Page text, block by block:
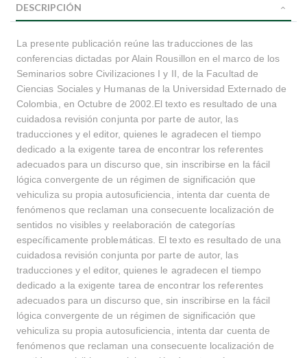
DESCRIPCIÓN
La presente publicación reúne las traducciones de las
conferencias dictadas por Alain Rousillon en el marco de los
Seminarios sobre Civilizaciones I y II, de la Facultad de
Ciencias Sociales y Humanas de la Universidad Externado de
Colombia, en Octubre de 2002.El texto es resultado de una
cuidadosa revisión conjunta por parte de autor, las
traducciones y el editor, quienes le agradecen el tiempo
dedicado a la exigente tarea de encontrar los referentes
adecuados para un discurso que, sin inscribirse en la fácil
lógica convergente de un régimen de significación que
vehiculiza su propia autosuficiencia, intenta dar cuenta de
fenómenos que reclaman una consecuente localización de
sentidos no visibles y reelaboración de categorías
específicamente problemáticas. El texto es resultado de una
cuidadosa revisión conjunta por parte de autor, las
traducciones y el editor, quienes le agradecen el tiempo
dedicado a la exigente tarea de encontrar los referentes
adecuados para un discurso que, sin inscribirse en la fácil
lógica convergente de un régimen de significación que
vehiculiza su propia autosuficiencia, intenta dar cuenta de
fenómenos que reclaman una consecuente localización de